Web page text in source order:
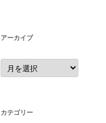
アーカイブ
ア
ー
カ
カテゴリー